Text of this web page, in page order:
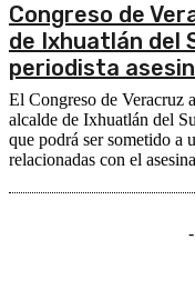
Congreso de
de Ixhuatlán del
periodista
El Congreso de Veracruz
alcalde de Ixhuatlán del
que podrá ser sometido a
relacionadas con el